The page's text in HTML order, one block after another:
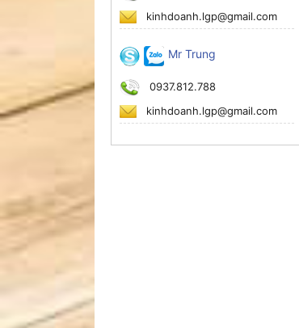
kinhdoanh.lgp@gmail.com
Mr Trung
0937.812.788
kinhdoanh.lgp@gmail.com